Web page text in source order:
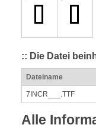
:: Die Datei
Dateiname
7INCR___.TTF
Alle